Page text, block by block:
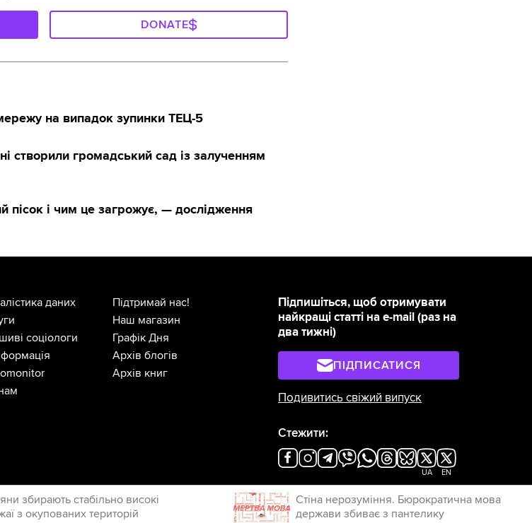
DONATE
на випадок зупинки ТЕЦ-5
створили громадський сад із залученням
пісок і чим це загрожує, — дослідження
збирають стабільно високі
з окупованих територій
Стіна нерозуміння. Бюрократична мова
держави збиває з пантелику
×
Підпишіться, щоб отримувати
найкращі статті на e-mail (раз на
два тижні)
ПІДПИСАТИСЯ
Подивитись свіжий випуск
Стежити:
UA EN
даних
соціологи
Підтримай нас!
Наш магазин
Графік Дня
Архів блогів
Архів книг